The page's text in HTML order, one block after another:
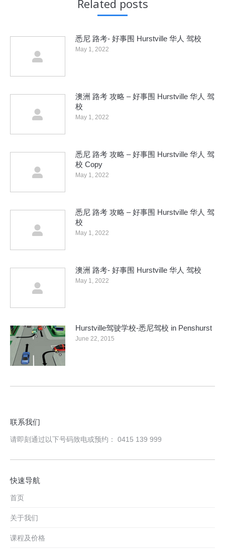
Related posts
悉尼 路考- 好事围 Hurstville 华人 驾校
May 1, 2022
澳洲 路考 攻略 – 好事围 Hurstville 华人 驾
校
May 1, 2022
悉尼 路考 攻略 – 好事围 Hurstville 华人 驾
校 Copy
May 1, 2022
悉尼 路考 攻略 – 好事围 Hurstville 华人 驾
校
May 1, 2022
澳洲 路考- 好事围 Hurstville 华人 驾校
May 1, 2022
Hurstville驾驶学校-悉尼驾校 in Penshurst
June 22, 2015
联系我们
请即刻通过以下号码致电或预约： 0415 139 999
快速导航
首页
关于我们
课程及价格